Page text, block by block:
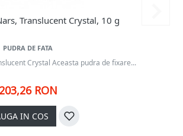
Translucent Crystal, 10 g
PUDRA DE FATA
Crystal Aceasta pudra de fixare...
203,26 RON
IN COS